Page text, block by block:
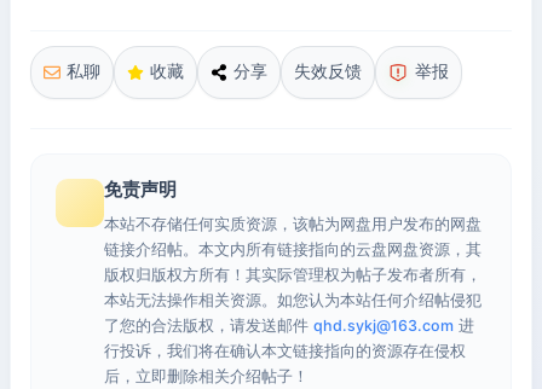
私聊 收藏 分享 失效反馈 举报
免责声明
本站不存储任何实质资源，该帖为网盘用户发布的网盘
链接介绍帖。本文内所有链接指向的云盘网盘资源，其
版权归版权方所有！其实际管理权为帖子发布者所有，
本站无法操作相关资源。如您认为本站任何介绍帖侵犯
了您的合法版权，请发送邮件 qhd.sykj@163.com 进
行投诉，我们将在确认本文链接指向的资源存在侵权
后，立即删除相关介绍帖子！